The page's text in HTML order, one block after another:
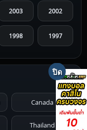
2003 2002
1998 1997
1993 1992
1987
1983 1982
Canada
Thailand